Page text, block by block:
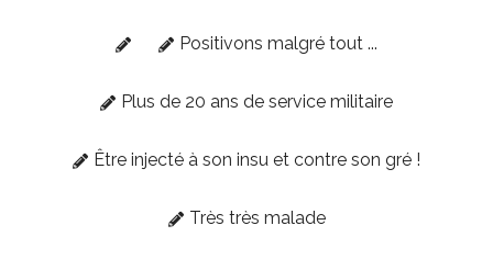
Positivons malgré tout ...
Plus de 20 ans de service militaire
Être injecté à son insu et contre son gré !
Très très malade